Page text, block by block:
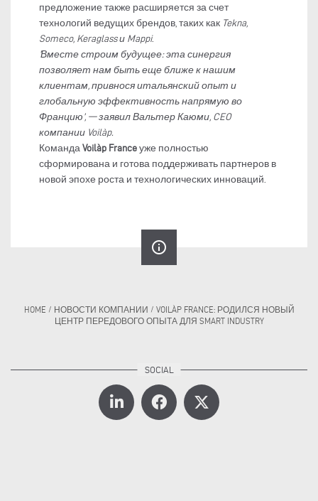
предложение также расширяется за счет
технологий ведущих брендов, таких как Tekna,
Someco, Keraglass и Mappi.
‘Вместе строим будущее: эта синергия
позволяет нам быть еще ближе к нашим
клиентам, привнося итальянский опыт и
глобальную эффективность напрямую во
Францию’, — заявил Вальтер Каюми, CEO
компании Voilàp.
Команда Voilàp France уже полностью
сформирована и готова поддерживать партнеров в
новой эпохе роста и технологических инноваций.
info_outline
HOME / НОВОСТИ КОМПАНИИ / VOILÀP FRANCE: РОДИЛСЯ НОВЫЙ
ЦЕНТР ПЕРЕДОВОГО ОПЫТА ДЛЯ SMART INDUSTRY